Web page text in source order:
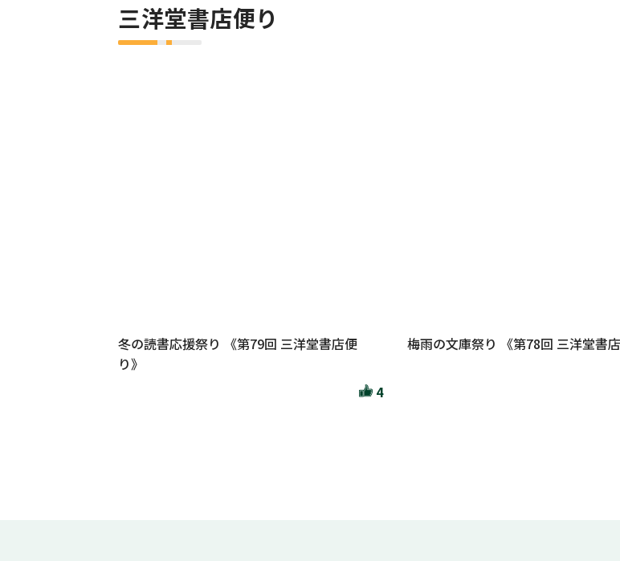
三洋堂書店便り
冬の読書応援祭り 《第79回 三洋堂書店便
り》
4
梅雨の文庫祭り 《第78回 三洋堂書店